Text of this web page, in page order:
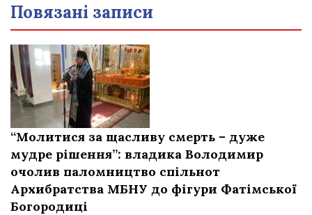
Повязані записи
“Молитися за щасливу смерть – дуже
мудре рішення”: владика Володимир
очолив паломництво спільнот
Архибратства МБНУ до фігури Фатімської
Богородиці